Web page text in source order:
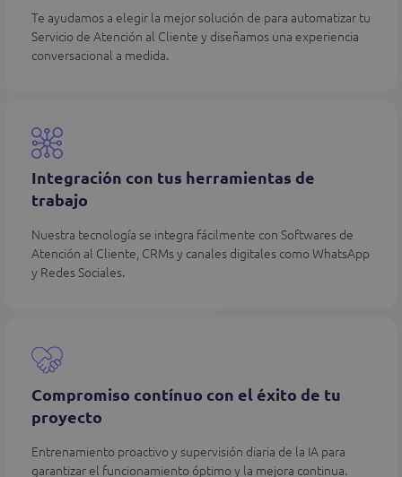
Te ayudamos a elegir la mejor solución de para automatizar tu
Servicio de Atención al Cliente y diseñamos una experiencia
conversacional a medida.
Integración con tus herramientas de
trabajo
Nuestra tecnología se integra fácilmente con Softwares de
Atención al Cliente, CRMs y canales digitales como WhatsApp
y Redes Sociales.
Compromiso contínuo con el éxito de tu
proyecto
Entrenamiento proactivo y supervisión diaria de la IA para
garantizar el funcionamiento óptimo y la mejora continua.